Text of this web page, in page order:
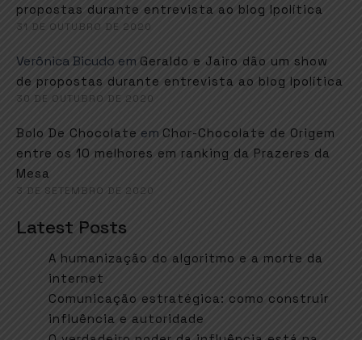
propostas durante entrevista ao blog Ipolítica
31 DE OUTUBRO DE 2020
Verônica Bicudo em Geraldo e Jairo dão um show
de propostas durante entrevista ao blog Ipolítica
30 DE OUTUBRO DE 2020
Bolo De Chocolate em Chor-Chocolate de Origem
entre os 10 melhores em ranking da Prazeres da
Mesa
3 DE SETEMBRO DE 2020
Latest Posts
A humanização do algoritmo e a morte da
internet
Comunicação estratégica: como construir
influência e autoridade